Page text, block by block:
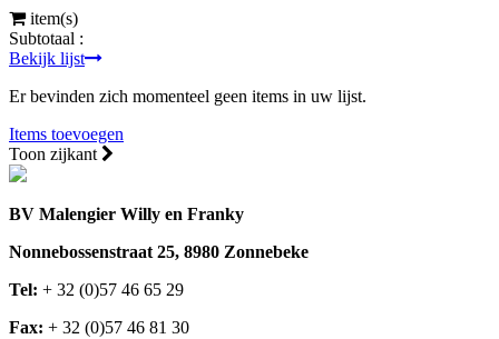
item(s)
Subtotaal :
Bekijk lijst
Er bevinden zich momenteel geen items in uw lijst.
Items toevoegen
Toon zijkant
BV Malengier Willy en Franky
Nonnebossenstraat 25, 8980 Zonnebeke
Tel: + 32 (0)57 46 65 29
Fax: + 32 (0)57 46 81 30